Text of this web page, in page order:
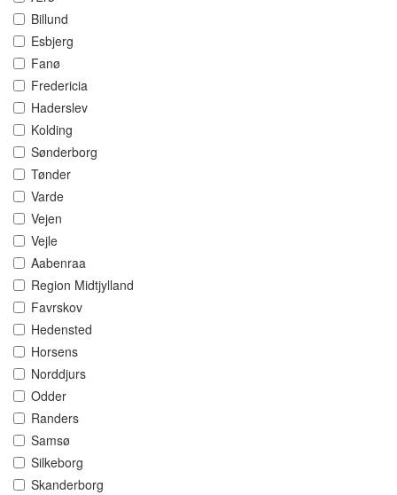
Billund
Esbjerg
Fanø
Fredericia
Haderslev
Kolding
Sønderborg
Tønder
Varde
Vejen
Vejle
Aabenraa
Region Midtjylland
Favrskov
Hedensted
Horsens
Norddjurs
Odder
Randers
Samsø
Silkeborg
Skanderborg